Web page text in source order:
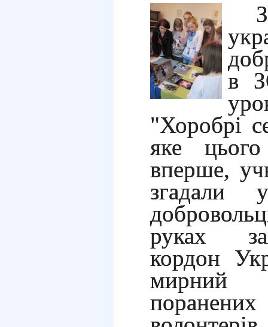
в
"Хоробрі
яке цього
вперше,
згадали
руках
кордон
мирний